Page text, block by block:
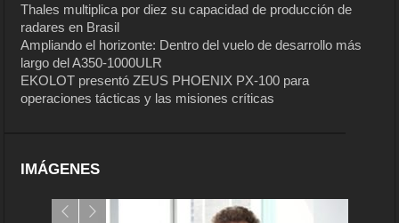
Thales multiplica por diez su capacidad de producción de
radares en Brasil
Ampliando el horizonte: Dentro del vuelo de desarrollo más
largo del A350-1000ULR
EKOLOT presentó ZEUS PHOENIX PX-100 para
operaciones tácticas y las misiones críticas
IMÁGENES